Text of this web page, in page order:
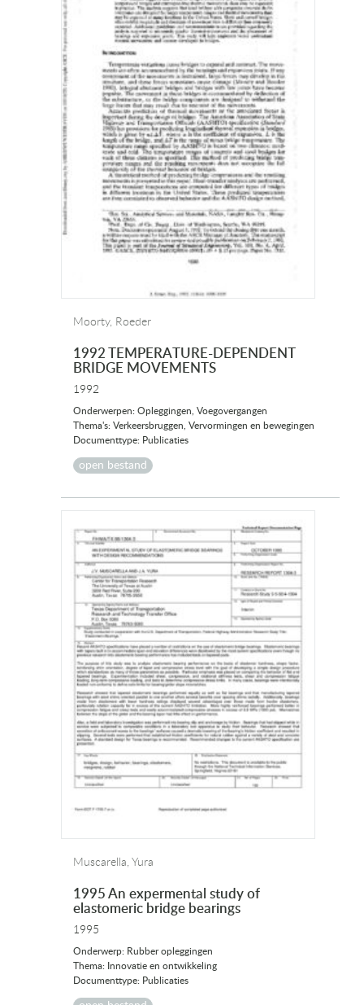
Moorty, Roeder
1992 TEMPERATURE-DEPENDENT
BRIDGE MOVEMENTS
1992
Onderwerpen: Opleggingen, Voegovergangen
Thema's: Verkeersbruggen, Vervormingen en bewegingen
Documenttype: Publicaties
open bestand
Muscarella, Yura
1995 An expermental study of
elastomeric bridge bearings
1995
Onderwerp: Rubber opleggingen
Thema: Innovatie en ontwikkeling
Documenttype: Publicaties